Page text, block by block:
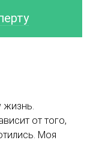
жизнь.
от того,
Моя